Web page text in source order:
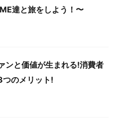
達と旅をしよう！〜
ンと価値が生まれる!消費者
のメリット!